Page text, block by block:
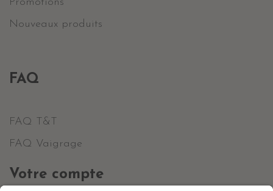
Nouveaux produits
FAQ
FAQ T&T
FAQ Vaigrage
Votre compte